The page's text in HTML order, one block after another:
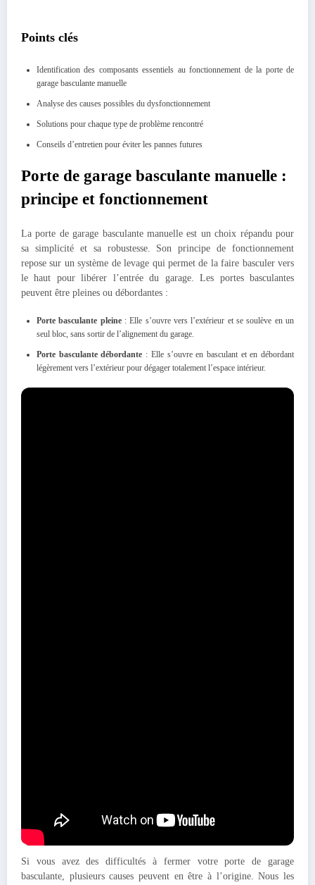
Points clés
Identification des composants essentiels au fonctionnement de la porte de
garage basculante manuelle
Analyse des causes possibles du dysfonctionnement
Solutions pour chaque type de problème rencontré
Conseils d’entretien pour éviter les pannes futures
Porte de garage basculante manuelle :
principe et fonctionnement
La porte de garage basculante manuelle est un choix répandu pour
sa simplicité et sa robustesse. Son principe de fonctionnement
repose sur un système de levage qui permet de la faire basculer vers
le haut pour libérer l’entrée du garage. Les portes basculantes
peuvent être pleines ou débordantes :
Porte basculante pleine: Elle s’ouvre vers l’extérieur et se soulève en un
seul bloc, sans sortir de l’alignement du garage.
Porte basculante débordante : Elle s’ouvre en basculant et en débordant
légèrement vers l’extérieur pour dégager totalement l’espace intérieur.
possibles
Si vous avez des difficultés à fermer votre porte de garage
basculante, plusieurs causes peuvent en être à l’origine. Nous les